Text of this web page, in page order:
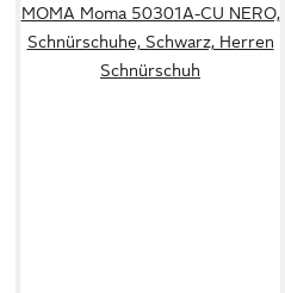
MOMA Moma 50301A-CU NERO,
Schnürschuhe, Schwarz, Herren
Schnürschuh